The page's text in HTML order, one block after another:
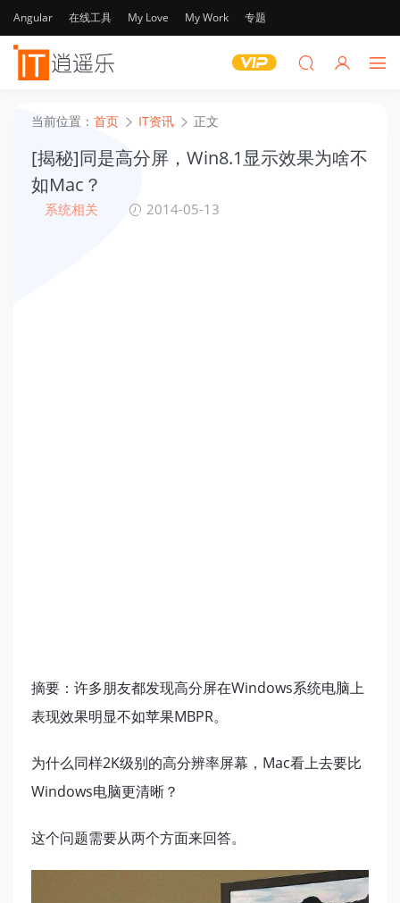
Angular 在线工具 My Love My Work 专题
当前位置： 首页 IT资讯 正文
[揭秘]同是高分屏，Win8.1显示效果为啥不
如Mac？
系统相关 2014-05-13
摘要：许多朋友都发现高分屏在Windows系统电脑上
表现效果明显不如苹果MBPR。
为什么同样2K级别的高分辨率屏幕，Mac看上去要比
Windows电脑更清晰？
这个问题需要从两个方面来回答。